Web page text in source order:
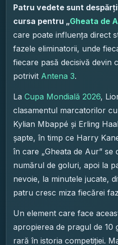
Patru vedete sunt
cursa pentru „Gheata de
care poate influența direct
fazele eliminatorii, unde
fiecare pasă decisivă devin
potrivit Antena 3.
La Cupa Mondială 2026,
clasamentul marcatorilor
Kylian Mbappé și Erling
șapte, în timp ce Harry
în care „Gheata de Aur” se
numărul de goluri, apoi la
nevoie, la minutele jucate,
patru cresc miza fiecărei
Un element care face
apropierea de pragul de
rară în istoria competiției.